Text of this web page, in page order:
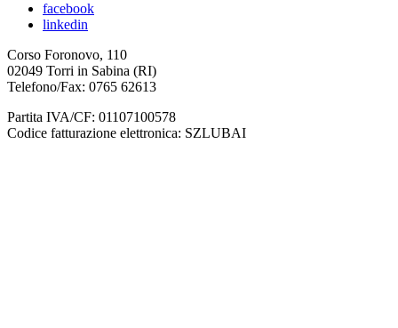
facebook
linkedin
Corso Foronovo, 110
02049 Torri in Sabina (RI)
Telefono/Fax: 0765 62613
Partita IVA/CF: 01107100578
Codice fatturazione elettronica: SZLUBAI